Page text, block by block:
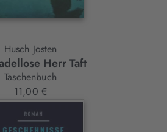
Husch Josten
Herr Taft
Taschenbuch
11,00 €